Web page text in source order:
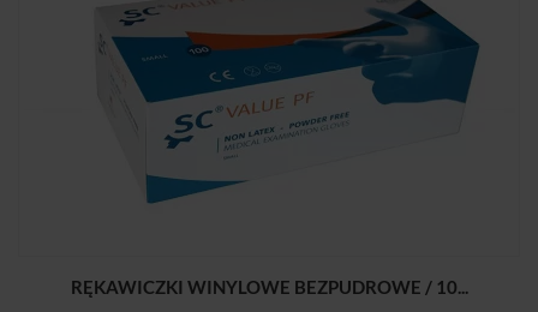
RĘKAWICZKI WINYLOWE BEZPUDROWE / 10...